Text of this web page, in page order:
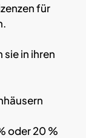
für
in ihren
oder 20 %